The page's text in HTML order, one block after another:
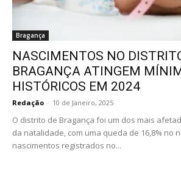
Bragança
NASCIMENTOS NO
BRAGANÇA ATINGEM
HISTÓRICOS EM 2024
Redação - 10 de Janeiro, 2025
O distrito de Bragança foi um dos mais
da natalidade, com uma queda de 16,8% no
nascimentos registrados no...